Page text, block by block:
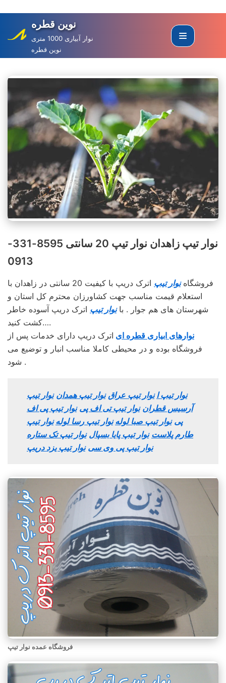
to
content
نوین قطره
نوار آبیاری 1000 متری
نوین قطره
نوار تیپ زاهدان نوار تیپ 20 سانتی 8595-331-
0913
فروشگاهنوار تیپ
اترک دریپ با کیفیت 20 سانتی در زاهدان با
استعلام قیمت مناسب جهت کشاورزان محترم کل استان و
شهرستان های هم جوار . بانوار تیپ اترک دریپ آسوده خاطر
کشت کنید….
نوارهای ابیاری قطره ای اترک دریپ دارای خدمات پس از
فروشگاه بوده و در محیطی کاملا مناسب انبار و توضیع می
شود .
نوار تیپ ا نوار تیپ عراق نوار تیپ همدان نوار تیپ
آرسیس قطران نوار تیپ تی اف پی نوار تیپ پی اف
پی نوار تیپ صبا لوله نوار تیپ رسا لوله نوار تیپ
طارم پلاست نوار تیپ پایا بسپال نوار تیپ تک ستاره
نوار تیپ پی وی سی نوار تیپ یزد دریپ
فروشگاه عمده نوار تیپ